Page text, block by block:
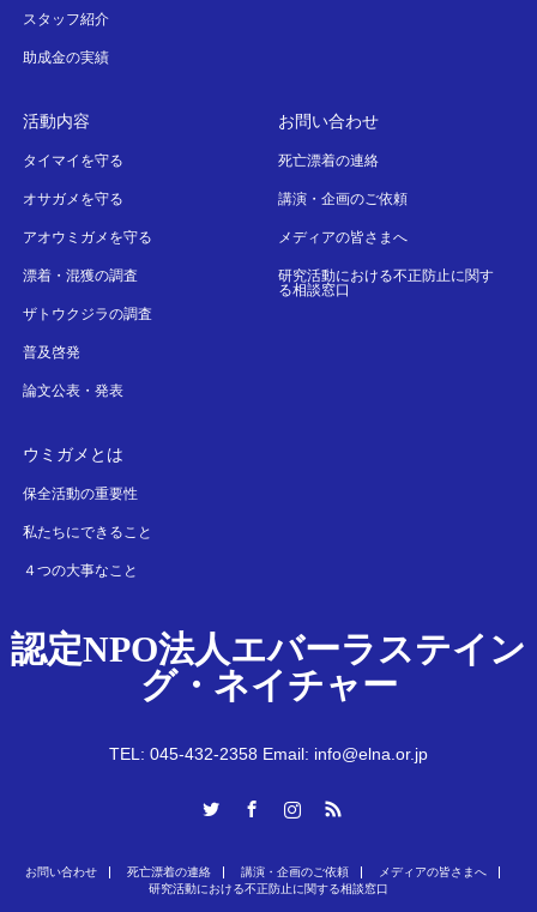
スタッフ紹介
助成金の実績
活動内容
タイマイを守る
オサガメを守る
アオウミガメを守る
漂着・混獲の調査
ザトウクジラの調査
普及啓発
論文公表・発表
お問い合わせ
死亡漂着の連絡
講演・企画のご依頼
メディアの皆さまへ
研究活動における不正防止に関す
る相談窓口
ウミガメとは
保全活動の重要性
私たちにできること
４つの大事なこと
認定NPO法人エバーラステイン
グ・ネイチャー
TEL: 045-432-2358 Email: info@elna.or.jp
お問い合わせ 死亡漂着の連絡 講演・企画のご依頼
メディアの皆さまへ
研究活動における不正防止に関する相談窓口